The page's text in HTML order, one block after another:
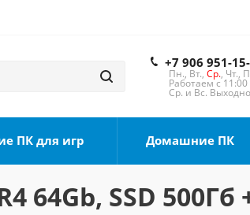
+7 906 951-
Пн., Вт., Ср., Чт.,
Работаем с
Ср. и Вс.
ПК для игр Домашние ПК
64Gb, SSD 500Гб